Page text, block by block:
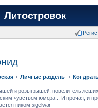
Литостровок
Личные разделы
и розыгрышей, повелитель
чувством юмора... И прочая, и
ником sigelwar